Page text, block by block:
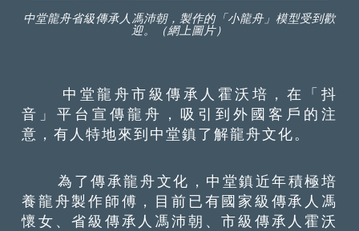
中堂龍舟省級傳承人馮沛朝，製作的「小龍舟」模型受到歡
迎。（網上圖片）
中堂龍舟市級傳承人霍沃培，在「抖
音」平台宣傳龍舟，吸引到外國客戶的注
意，有人特地來到中堂鎮了解龍舟文化。
為了傳承龍舟文化，中堂鎮近年積極培
養龍舟製作師傅，目前已有國家級傳承人馮
懷女、省級傳承人馮沛朝、市級傳承人霍沃